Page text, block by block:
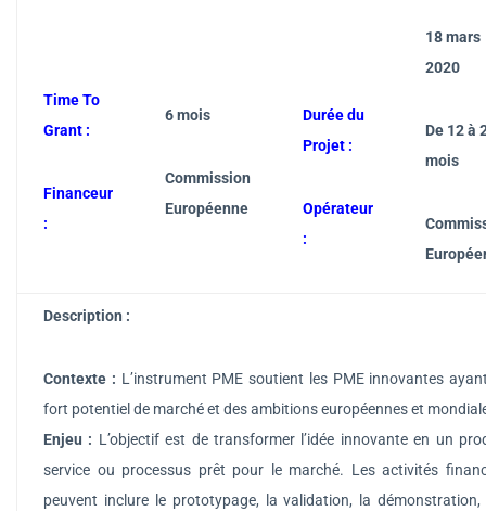
Time To
Grant :
Financeur
:
6 mois
Commission
Européenne
Durée du
Projet :
Opérateur
:
18 mars
2020
De 12 à
mois
Description :
Contexte : L’instrument PME soutient les PME innovantes
fort potentiel de marché et des ambitions européennes et
Enjeu : L’objectif est de transformer l’idée innovante en un
service ou processus prêt pour le marché. Les activités
peuvent inclure le prototypage, la validation, la démonstration,